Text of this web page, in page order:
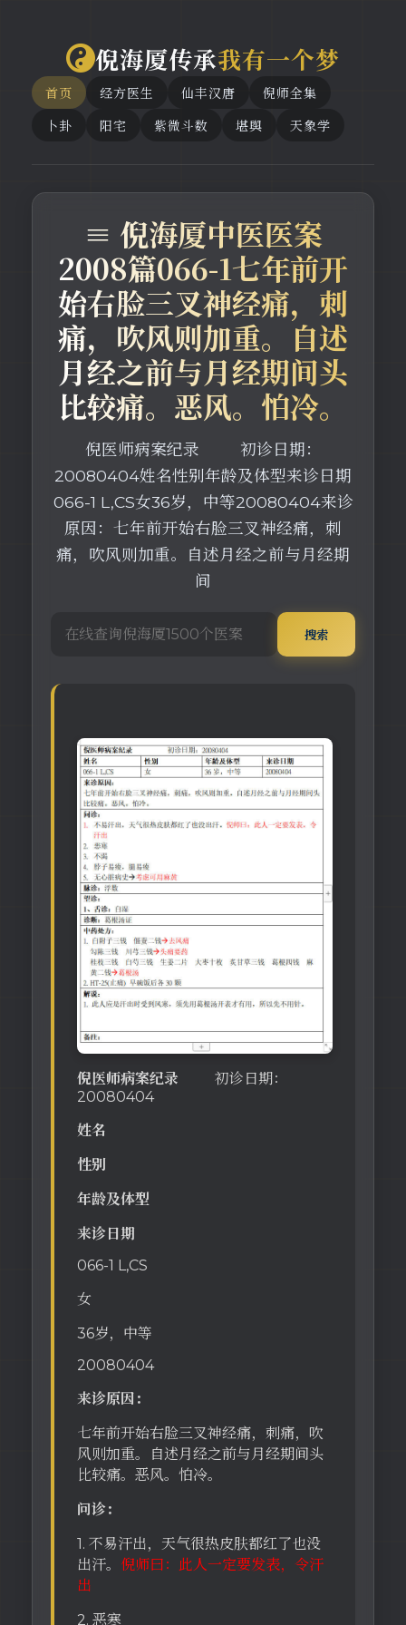
倪海厦传承我有一个梦
首页 经方医生 仙丰汉唐
倪师全集
卜卦
阳宅 紫微斗数 堪舆 天象学
≡ 倪海厦中医医案
2008篇066-1七年前开
始右脸三叉神经痛，刺
痛，吹风则加重。自述
月经之前与月经期间头
比较痛。恶风。怕冷。
倪医师病案纪录 初诊日期：
20080404姓名性别年龄及体型来诊日期
066-1 L,CS女36岁，中等20080404来诊
原因：七年前开始右脸三叉神经痛，刺
痛，吹风则加重。自述月经之前与月经期
间
搜索
倪医师病案纪录
初诊日期：
20080404
姓名
性别
年龄及体型
来诊日期
066-1 L,CS
女
36岁，中等
20080404
来诊原因：
七年前开始右脸三叉神经痛，刺痛，吹
风则加重。自述月经之前与月经期间头
比较痛。恶风。怕冷。
问诊：
1. 不易汗出，天气很热皮肤都红了也没
出汗。 倪师曰：此人一定要发表，令汗
出
2. 恶寒